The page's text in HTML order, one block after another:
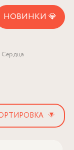
НОВИНКИ 💎
Сердца
▾